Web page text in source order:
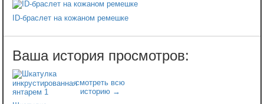
ID-браслет на кожаном ремешке